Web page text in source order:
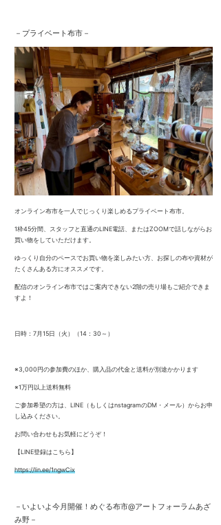
－プライベート布市－
オンライン布市を一人でじっくり楽しめるプライベート布市。
1枠45分間、スタッフと直通のLINE電話、またはZOOMで話しながらお
買い物をしていただけます。
ゆっくり自分のペースでお買い物を楽しみたい方、お探しの布や資材が
たくさんある方にオススメです。
配信のオンライン布市ではご案内できない2階の売り場もご紹介できま
すよ！
日時：7月15日（火）（14：30～）
※3,000円の参加費のほか、購入品の代金と送料が別途かかります
※1万円以上送料無料
ご参加希望の方は、LINE（もしくはnstagramのDM・メール）からお申
し込みください。
お問い合わせもお気軽にどうぞ！
【LINE登録はこちら】
https://lin.ee/1ngwCix
－ いよいよ今月開催！ めぐる布市@アートフォーラムあざ
み野－